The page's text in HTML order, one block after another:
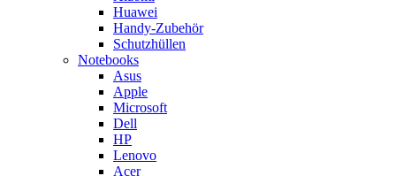
Huawei
Handy-Zubehör
Schutzhüllen
Notebooks
Asus
Apple
Microsoft
Dell
HP
Lenovo
Acer